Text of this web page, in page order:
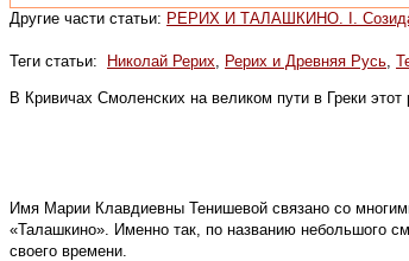
Другие части статьи: РЕРИХ И ТАЛАШКИНО. I.
Теги статьи: Николай Рерих Рерих и Древняя Русь
В Кривичах Смоленских на великом пути в Греки
Имя Марии Клавдиевны Тенишевой связано со
«Талашкино». Именно так, по названию небольшого
своего времени.